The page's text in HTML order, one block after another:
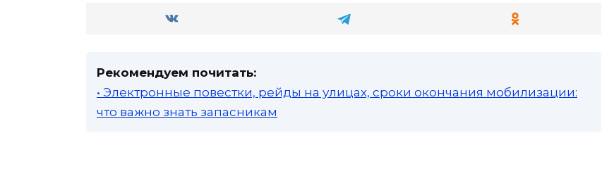
Рекомендуем почитать:
• Электронные повестки, рейды на улицах, сроки окончания мобилизации:
что важно знать запасникам